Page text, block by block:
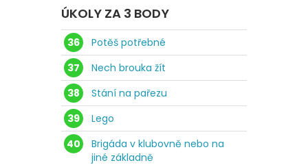
ÚKOLY ZA 3 BODY
36
Potěš potřebné
37
Nech brouka žít
38
Stání na pařezu
39
Lego
40
Brigáda v klubovně nebo na
jiné základně